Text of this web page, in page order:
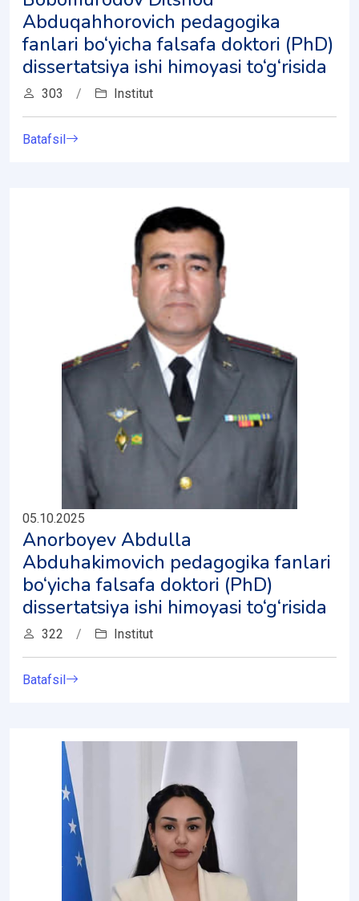
Abduqahhorovich pedagogika
fanlari bo‘yicha falsafa doktori (PhD)
dissertatsiya ishi himoyasi to‘g‘risida
303 / Institut
Batafsil
05.10.2025
Anorboyev Abdulla
Abduhakimovich pedagogika fanlari
bo‘yicha falsafa doktori (PhD)
dissertatsiya ishi himoyasi to‘g‘risida
322 / Institut
Batafsil